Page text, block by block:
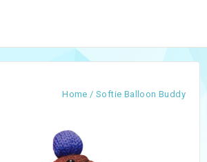
Home / Softie Balloon Buddy